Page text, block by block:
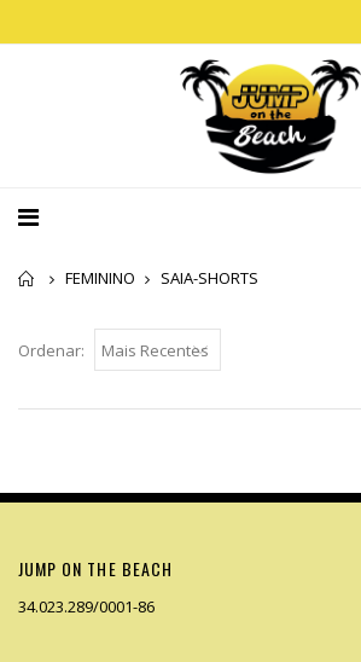
Home
FEMININO SAIA-SHORTS
Ordenar:
JUMP ON THE BEACH
34.023.289/0001-86